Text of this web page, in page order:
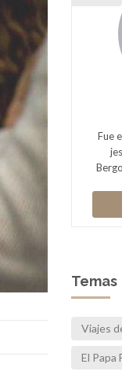
Fue
Temas
Viajes
El Papa